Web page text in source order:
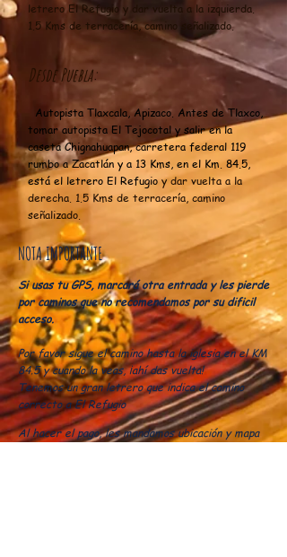
letrero El Refugio y dar vuelta a la izquierda.
1.5 Kms de terracería, camino señalizado.
Desde Puebla:
Autopista Tlaxcala, Apizaco. Antes de Tlaxco,
tomar autopista El Tejocotal y salir en la
caseta Chignahuapan, carretera federal 119
rumbo a Zacatlán y a 13 Kms, en el Km. 84.5,
está el letrero El Refugioy dar vuelta a la
derecha. 1.5 Kms de terracería, camino
señalizado.
NOTA IMPORTANTE
Si usas tu GPS, marcará otra entrada y les pierde
por caminos que no recomendamos por su dificil
acceso.
Por favor sigue el camino hasta la iglesia en el KM
84.5 y cuando la veas, ¡ahí das vuelta!
Tenemos un gran letrero que indica el camino
correcto a El Refugio
Al hacer el pago, les mandamos ubicación y mapa